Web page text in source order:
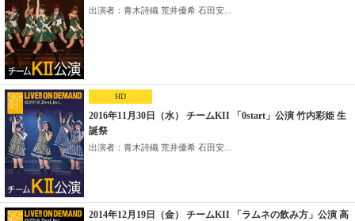
出演者：青木詩織 荒井優希 石田安...
HD
2016年11月30日（水） チームKII 「0start」公演 竹内彩姫 生
誕祭
出演者：青木詩織 荒井優希 石田安...
2014年12月19日（金） チームKII 「ラムネの飲み方」公演 高